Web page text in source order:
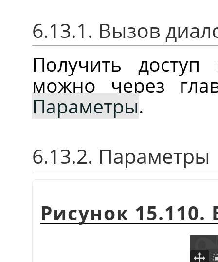
6.13.1. Вызов
Получить доступ
можно через
Параметры.
6.13.2. Параметры
Рисунок